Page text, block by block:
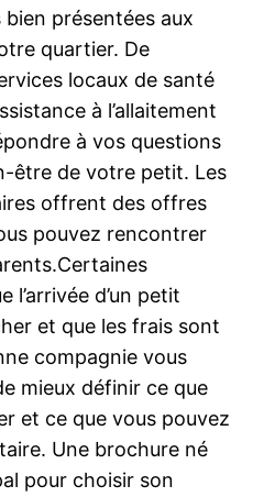
présentées aux
quartier. De
locaux de santé
à l’allaitement
à vos questions
être de votre petit. Les
offrent des offres
pouvez rencontrer
l’arrivée d’un petit
et que les frais sont
compagnie vous
mieux définir ce que
et ce que vous pouvez
Une brochure né
pour choisir son